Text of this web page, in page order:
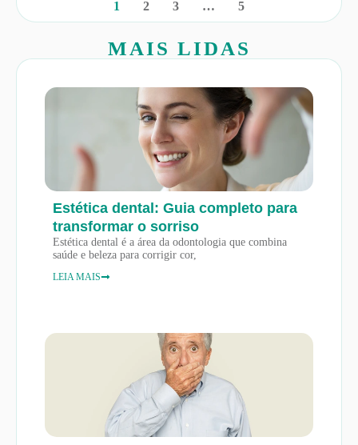
1 2 3 … 5
MAIS LIDAS
Estética dental: Guia completo para
transformar o sorriso
Estética dental é a área da odontologia que combina
saúde e beleza para corrigir cor,
LEIA MAIS